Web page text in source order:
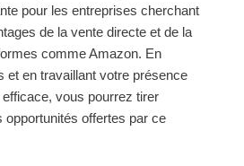
pour les entreprises cherchant
de la vente directe et de la
comme Amazon. En
et en travaillant votre présence
vous pourrez tirer
opportunités offertes par ce